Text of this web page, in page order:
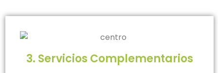
3. Servicios Complementarios